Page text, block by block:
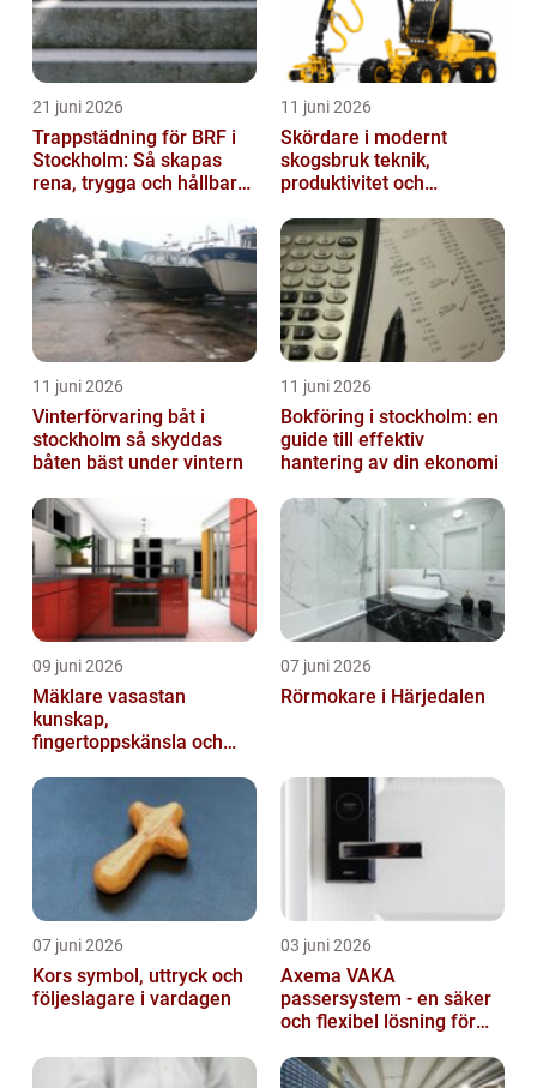
21 juni 2026
Trappstädning för BRF i
Stockholm: Så skapas
rena, trygga och hållbara
11 juni 2026
Skördare i modernt
skogsbruk teknik,
produktivitet och
11 juni 2026
Vinterförvaring båt i
stockholm så skyddas
båten bäst under vintern
11 juni 2026
Bokföring i stockholm: en
guide till effektiv
hantering av din ekonomi
09 juni 2026
Mäklare vasastan
kunskap,
fingertoppskänsla och
07 juni 2026
Rörmokare i Härjedalen
07 juni 2026
Kors symbol, uttryck och
följeslagare i vardagen
03 juni 2026
Axema VAKA
passersystem - en säker
och flexibel lösning för